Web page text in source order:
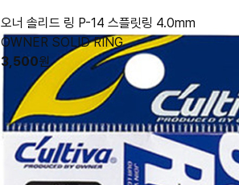
오너 솔리드 링 P-14 스플릿링 4.0mm
OWNER SOLID RING
3,500원